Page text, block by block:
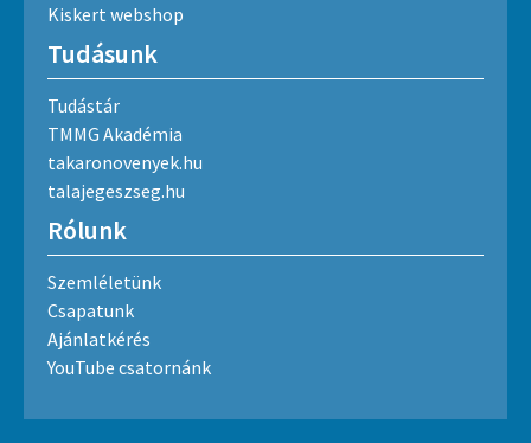
Kiskert webshop
Tudásunk
Tudástár
TMMG Akadémia
takaronovenyek.hu
talajegeszseg.hu
Rólunk
Szemléletünk
Csapatunk
Ajánlatkérés
YouTube csatornánk